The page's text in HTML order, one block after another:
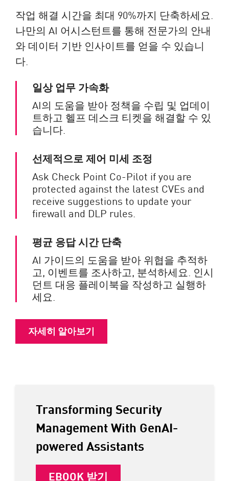
작업 해결 시간을 최대 90%까지 단축하세요.
나만의 AI 어시스턴트를 통해 전문가의 안내
와 데이터 기반 인사이트를 얻을 수 있습니
다.
일상 업무 가속화
AI의 도움을 받아 정책을 수립 및 업데이
트하고 헬프 데스크 티켓을 해결할 수 있
습니다.
선제적으로 제어 미세 조정
Ask Check Point Co-Pilot if you are
protected against the latest CVEs and
receive suggestions to update your
firewall and DLP rules.
평균 응답 시간 단축
AI 가이드의 도움을 받아 위협을 추적하
고, 이벤트를 조사하고, 분석하세요. 인시
던트 대응 플레이북을 작성하고 실행하
세요.
자세히 알아보기
Transforming Security
Management With GenAI-
powered Assistants
EBOOK 받기